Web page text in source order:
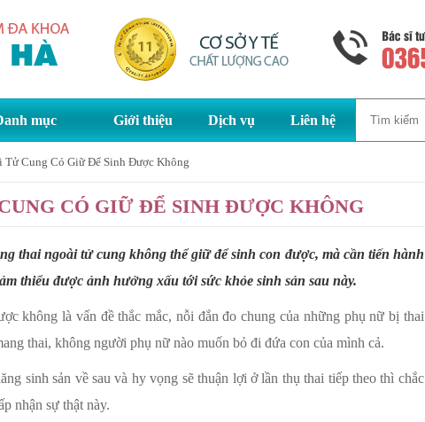
mục Giới thiệu Dịch vụ Liên hệ
Tử Cung Có Giữ Để Sinh Được Không
CÓ GIỮ ĐỂ SINH ĐƯỢC KHÔNG
thai ngoài tử cung không thể giữ để sinh con được, mà cần tiến hành
thiểu được ảnh hưởng xấu tới sức khỏe sinh sản sau này.
không là vấn đề thắc mắc, nỗi đắn đo chung của những phụ nữ bị thai
thai, không người phụ nữ nào muốn bỏ đi đứa con của mình cả.
sinh sản về sau và hy vọng sẽ thuận lợi ở lần thụ thai tiếp theo thì chắc
nhận sự thật này.